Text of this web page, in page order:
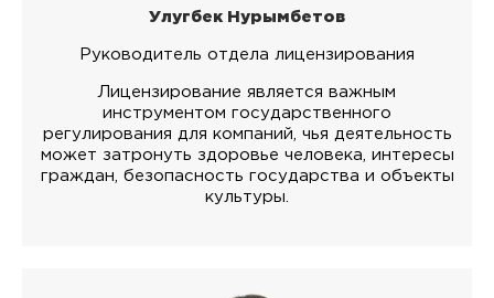
Улугбек Нурымбетов
Руководитель отдела лицензирования
Лицензирование является важным
инструментом государственного
регулирования для компаний, чья деятельность
может затронуть здоровье человека, интересы
граждан, безопасность государства и объекты
культуры.